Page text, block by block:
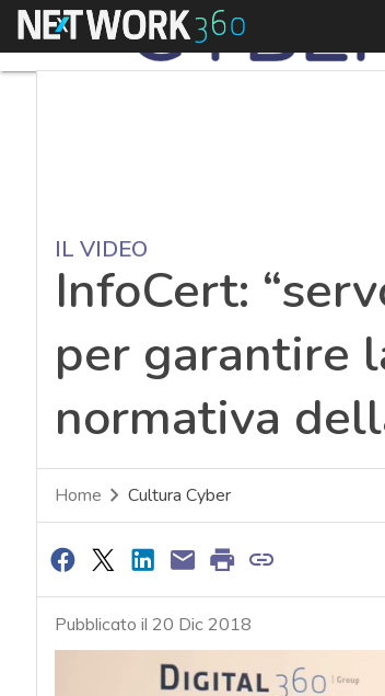
Menu
IL VIDEO
InfoCert:
per garantire
normativa
Home Cultura Cyber
Pubblicato il 20 Dic 2018